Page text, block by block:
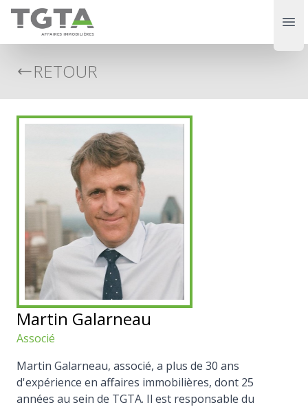
TGTA
RETOUR
Martin Galarneau
Associé
Martin Galarneau, associé, a plus de 30 ans
d'expérience en affaires immobilières, dont 25
années au sein de TGTA. Il est responsable du